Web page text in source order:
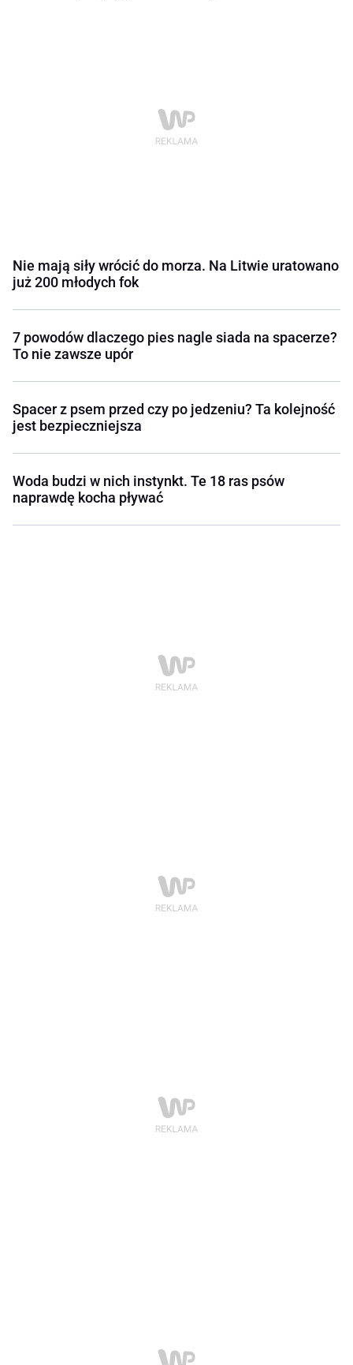
Nie mają siły wrócić do morza. Na Litwie uratowano
już 200 młodych fok
7 powodów dlaczego pies nagle siada na spacerze?
To nie zawsze upór
Spacer z psem przed czy po jedzeniu? Ta kolejność
jest bezpieczniejsza
Woda budzi w nich instynkt. Te 18 ras psów
naprawdę kocha pływać